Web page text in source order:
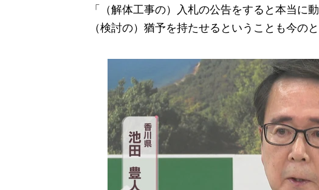
「（解体工事の）入札の公告をすると本当に
（検討の）猶予を持たせるということも今の